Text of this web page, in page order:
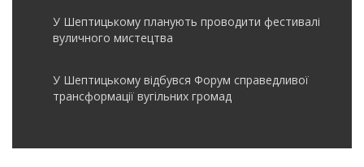
У Шептицькому планують проводити фестивалі
вуличного мистецтва
У Шептицькому відбувся Форум справедливої
трансформації вугільних громад